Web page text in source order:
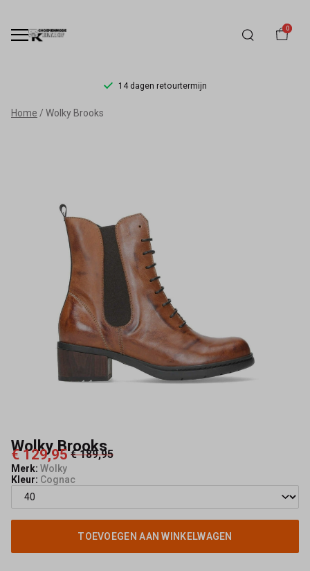
0
14 dagen retourtermijn
Wolky
Schoenmode
Kerkhof
Home Wolky Brooks
Wolky Brooks
€ 129,95 € 189,95
Merk: Wolky
Kleur: Cognac
TOEVOEGEN AAN WINKELWAGEN